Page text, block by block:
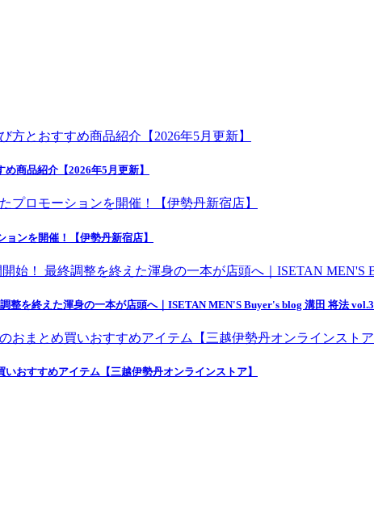
商品紹介【2026年5月更新】
ンを開催！【伊勢丹新宿店】
整を終えた渾身の一本が店頭へ｜ISETAN MEN'S Buyer's blog 溝田 将法 vol.3
おすすめアイテム【三越伊勢丹オンラインストア】